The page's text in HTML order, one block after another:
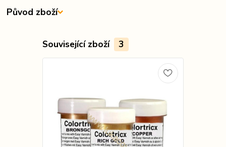
Původ zboží
Související zboží 3